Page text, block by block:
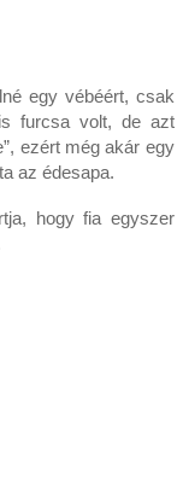
egy vébéért, csak
furcsa volt, de azt
ezért még akár egy
az édesapa.
hogy fia egyszer